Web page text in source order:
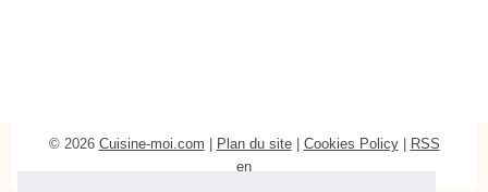
© 2026 Cuisine-moi.com | Plan du site| Cookies Policy| RSS
en